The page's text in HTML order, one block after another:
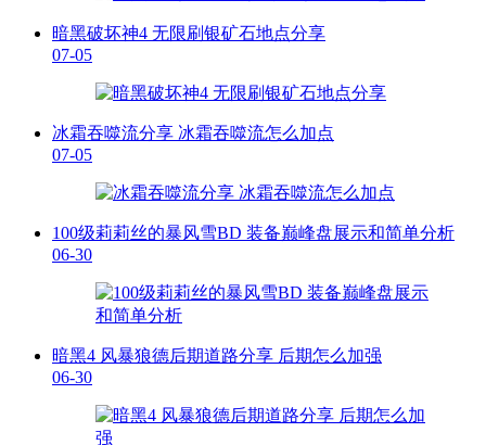
暗黑破坏神4 无限刷银矿石地点分享
07-05
冰霜吞噬流分享 冰霜吞噬流怎么加点
07-05
100级莉莉丝的暴风雪BD 装备巅峰盘展示和简单分析
06-30
暗黑4 风暴狼德后期道路分享 后期怎么加强
06-30